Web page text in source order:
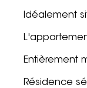
Idéalement
Entièrement
Résidence